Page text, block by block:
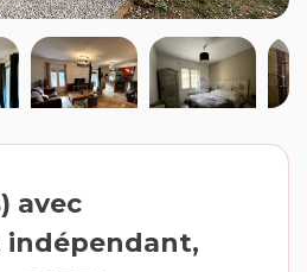
avec